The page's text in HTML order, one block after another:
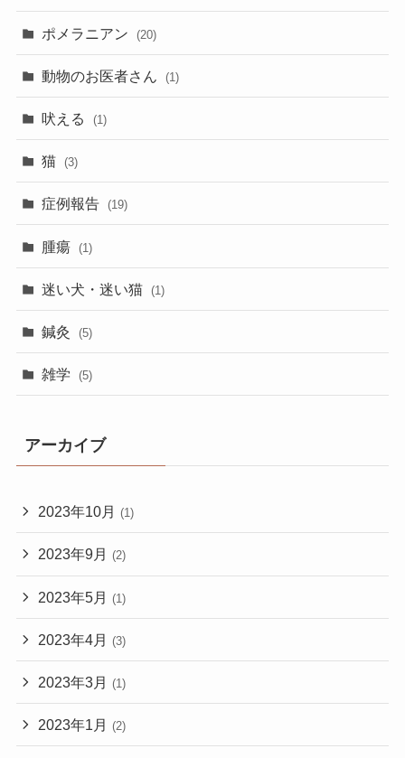
ポメラニアン (20)
動物のお医者さん (1)
吠える (1)
猫 (3)
症例報告 (19)
腫瘍 (1)
迷い犬・迷い猫 (1)
鍼灸 (5)
雑学 (5)
アーカイブ
2023年10月 (1)
2023年9月 (2)
2023年5月 (1)
2023年4月 (3)
2023年3月 (1)
2023年1月 (2)